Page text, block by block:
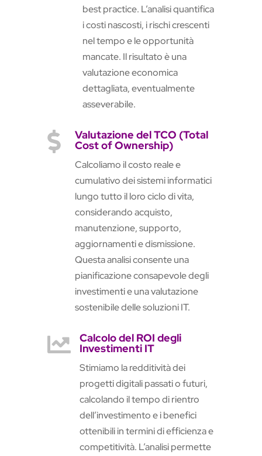
best practice. L’analisi quantifica
i costi nascosti, i rischi crescenti
nel tempo e le opportunità
mancate. Il risultato è una
valutazione economica
dettagliata, eventualmente
asseverabile.
 Valutazione del TCO (Total
Cost of Ownership)
Calcoliamo il costo reale e
cumulativo dei sistemi informatici
lungo tutto il loro ciclo di vita,
considerando acquisto,
manutenzione, supporto,
aggiornamenti e dismissione.
Questa analisi consente una
pianificazione consapevole degli
investimenti e una valutazione
sostenibile delle soluzioni IT.
 Calcolo del ROI degli
Investimenti IT
Stimiamo la redditività dei
progetti digitali passati o futuri,
calcolando il tempo di rientro
dell’investimento e i benefici
ottenibili in termini di efficienza e
competitività. L’analisi permette